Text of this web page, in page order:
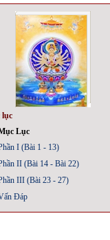
lục
Lục
I (Bài 1 - 13)
II (Bài 14 - Bài 22)
III (Bài 23 - 27)
Đáp